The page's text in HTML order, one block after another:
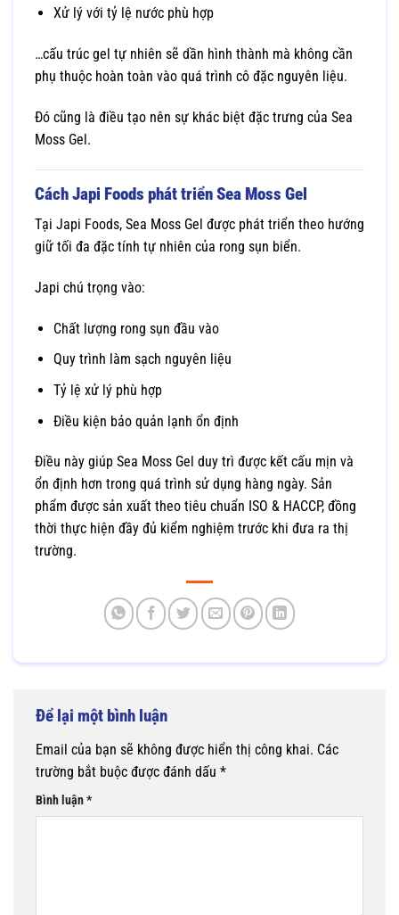
Xử lý với tỷ lệ nước phù hợp
…cấu trúc gel tự nhiên sẽ dần hình thành mà không cần
phụ thuộc hoàn toàn vào quá trình cô đặc nguyên liệu.
Đó cũng là điều tạo nên sự khác biệt đặc trưng của Sea
Moss Gel.
Cách Japi Foods phát triển Sea Moss Gel
Tại Japi Foods, Sea Moss Gel được phát triển theo hướng
giữ tối đa đặc tính tự nhiên của rong sụn biển.
Japi chú trọng vào:
Chất lượng rong sụn đầu vào
Quy trình làm sạch nguyên liệu
Tỷ lệ xử lý phù hợp
Điều kiện bảo quản lạnh ổn định
Điều này giúp Sea Moss Gel duy trì được kết cấu mịn và
ổn định hơn trong quá trình sử dụng hàng ngày. Sản
phẩm được sản xuất theo tiêu chuẩn ISO & HACCP, đồng
thời thực hiện đầy đủ kiểm nghiệm trước khi đưa ra thị
trường.
Để lại một bình luận
Email của bạn sẽ không được hiển thị công khai. Các
trường bắt buộc được đánh dấu *
Bình luận*